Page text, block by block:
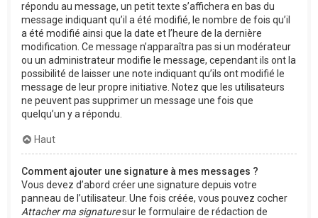
répondu au message, un petit texte s’affichera en bas du
message indiquant qu’il a été modifié, le nombre de fois qu’il
a été modifié ainsi que la date et l’heure de la dernière
modification. Ce message n’apparaîtra pas si un modérateur
ou un administrateur modifie le message, cependant ils ont la
possibilité de laisser une note indiquant qu’ils ont modifié le
message de leur propre initiative. Notez que les utilisateurs
ne peuvent pas supprimer un message une fois que
quelqu’un y a répondu.
Haut
Comment ajouter une signature à mes messages ?
Vous devez d’abord créer une signature depuis votre
panneau de l’utilisateur. Une fois créée, vous pouvez cocher
Attacher ma signaturesur le formulaire de rédaction de